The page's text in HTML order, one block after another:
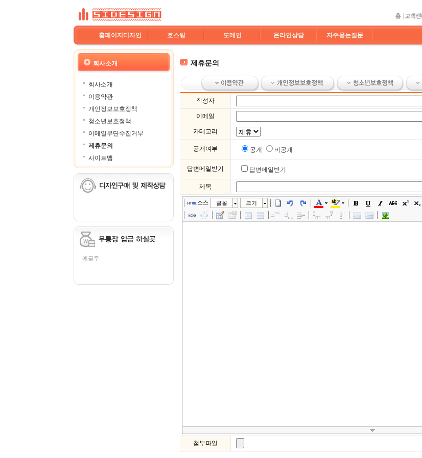
홈페이지디자인 호스팅 도메인 온라인상담 자주묻는질문
회사소개
회사소개
이용약관
개인정보보호정책
청소년보호정책
이메일무단수집거부
제휴문의
사이트맵
예금주:
제휴문의
작성자
이메일
카테고리
공개여부 공개 비공개
답변메일받기 답변메일받기
제목
소스 글꼴 크기
첨부파일